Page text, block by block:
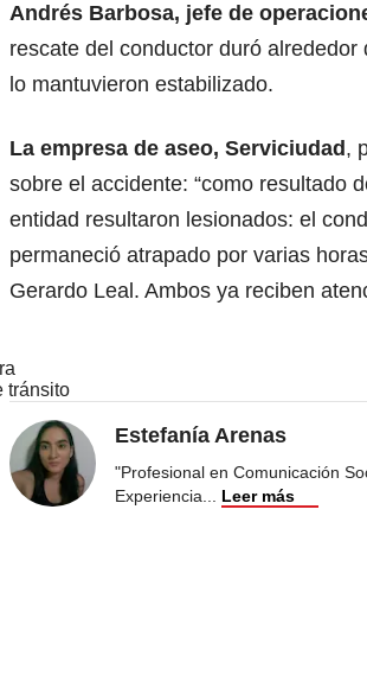
Andrés Barbosa, jefe de
rescate del conductor duró
lo mantuvieron estabilizado.
La empresa de aseo, Serviciudad ,
sobre el accidente: “como resultado
entidad resultaron lesionados: el
permaneció atrapado por varias
Gerardo Leal. Ambos ya reciben
tránsito
Estefanía Arenas
"Profesional en Comunicación
Experiencia... Leer más